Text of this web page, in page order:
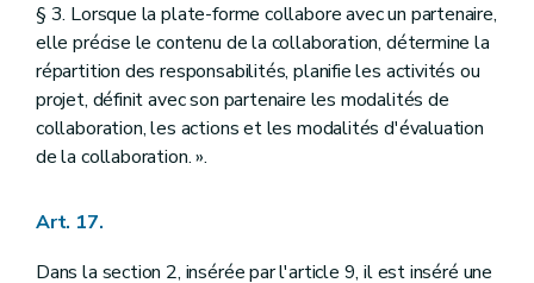
§ 3. Lorsque la plate-forme collabore avec un partenaire,
elle précise le contenu de la collaboration, détermine la
répartition des responsabilités, planifie les activités ou
projet, définit avec son partenaire les modalités de
collaboration, les actions et les modalités d'évaluation
de la collaboration. ».
Art. 17.
Dans la section 2, insérée par l'article 9, il est inséré une